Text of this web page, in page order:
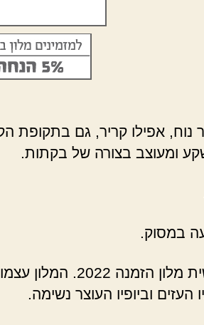
נוח, אפילו קריר, גם
ומעוצב בצורה של בקתות.
במסוק.
: הכל על בראשית
וביופיו העוצר נשימה.